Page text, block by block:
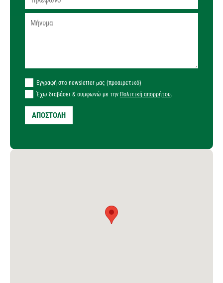
Εγγραφή στο newsletter μας (προαιρετικό)
Έχω διαβάσει & συμφωνώ με την Πολιτική απορρήτου.